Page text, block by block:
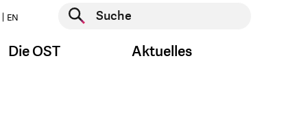
EN
Suche starten
Die OST Aktuelles